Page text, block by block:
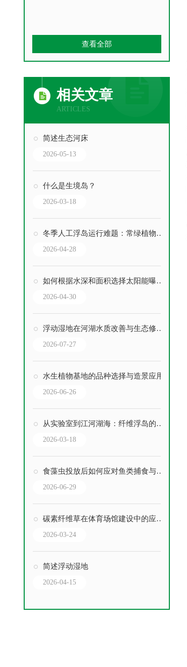
查看全部
相关文章
ARTICLES
简述生态河床
2026-05-13
什么是生境岛？
2026-03-18
冬季人工浮岛运行难题：常绿植物与保温措施
2026-04-28
如何根据水深和面积选择太阳能曝气设备功率？
2026-04-30
浮动湿地在河湖水质改善与生态修复中的妙用
2026-07-27
水生植物基地的品种选择与造景应用
2026-06-26
从实验室到江河湖海：纤维浮岛的技术原理与应用前景
2026-03-18
食藻虫投放后如何应对鱼类捕食与越冬存活问题
2026-06-29
碳素纤维草在体育场馆建设中的应用优势
2026-03-24
简述浮动湿地
2026-04-15